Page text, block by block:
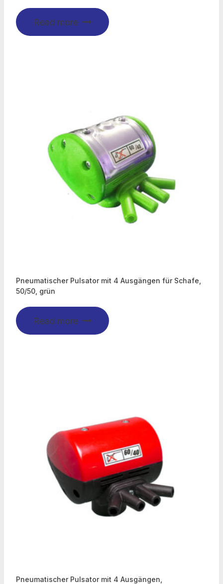
Read more
Pneumatischer Pulsator mit 4 Ausgängen für Schafe,
50/50, grün
Read more
Pneumatischer Pulsator mit 4 Ausgängen,